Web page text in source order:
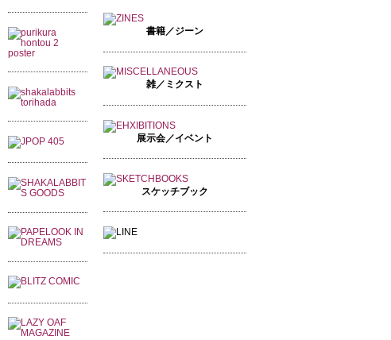
書籍／ジーン
雑／ミクスト
展示会／イベント
スケッチブック